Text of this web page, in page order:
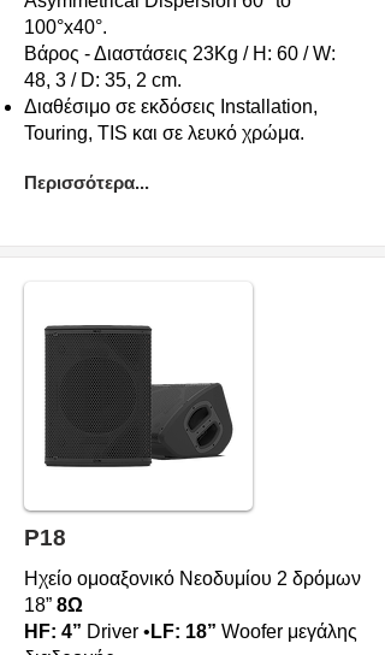
100°x40°.
Βάρος - Διαστάσεις 23Kg / Η: 60 / W:
48, 3 / D: 35, 2 cm.
Διαθέσιμο σε εκδόσεις Installation,
Touring, TIS και σε λευκό χρώμα.
Περισσότερα...
P18
Ηχείο ομοαξονικό Νεοδυμίου 2 δρόμων
18” 8Ω
HF: 4” Driver • LF: 18” Woofer μεγάλης